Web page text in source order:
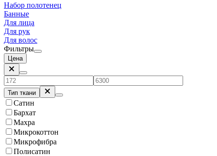
Набор полотенец
Банные
Для лица
Для рук
Для волос
Фильтры
Цена
Тип ткани
Сатин
Бархат
Махра
Микрокоттон
Микрофибра
Полисатин